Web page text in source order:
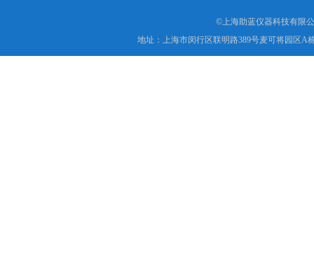
©上海助蓝仪器科技有限
地址：上海市闵行区联明路389号麦可将园区A